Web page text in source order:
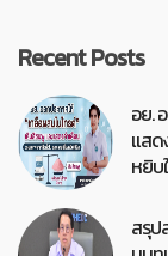
Recent Posts
อย.
แสด
หยิบ
สรุป